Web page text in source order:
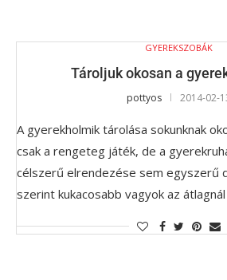
GYEREKSZOBÁK
Tároljuk okosan a
pottyos 2014-02-
A gyerekholmik tárolása sokunknak
csak a rengeteg játék, de a
célszerű elrendezése sem egyszerű
szerint kukacosabb vagyok az